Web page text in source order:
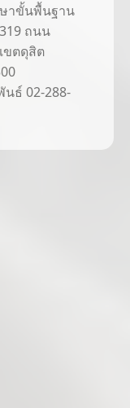
าขั้นพื้นฐาน
ถนน
ขตดุสิต
ธ์ 02-288-